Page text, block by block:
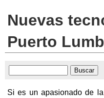
Nuevas
Puerto
Si es un apasionado de